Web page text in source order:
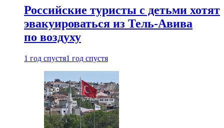
Российские туристы с детьми хотят
эвакуироваться из Тель-Авива
по воздуху
1 год спустя1 год спустя